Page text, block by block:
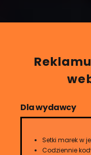
Dla wydawcy
Setki marek w
Codziennie